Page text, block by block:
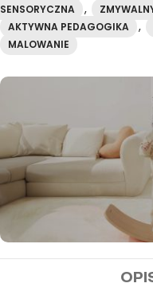
SENSORYCZNA
,
AKTYWNA PEDAGOGIKA ,
MALOWANIE